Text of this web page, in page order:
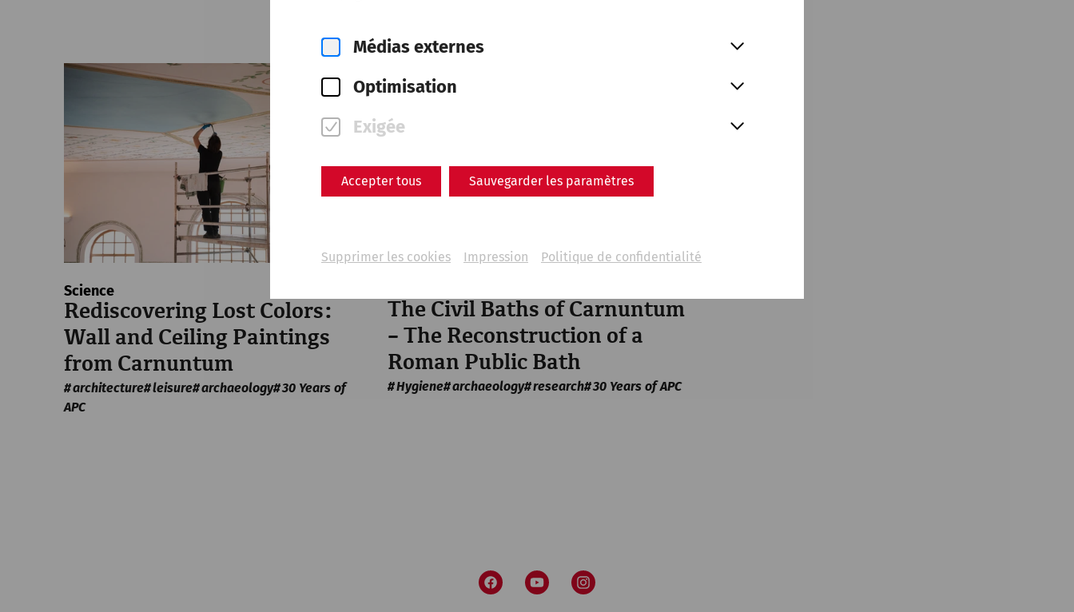
Médias externes
Optimisation
Exigée
Accepter tous Sauvegarder les paramètres
Supprimer les cookies Impression Politique de confidentialité
Science
Rediscovering Lost Colors:
Wall and Ceiling Paintings
from Carnuntum
architecture leisure archaeology 30 Years of
APC
The Civil Baths of Carnuntum
– The Reconstruction of a
Roman Public Bath
Hygiene archaeology research 30 Years of APC